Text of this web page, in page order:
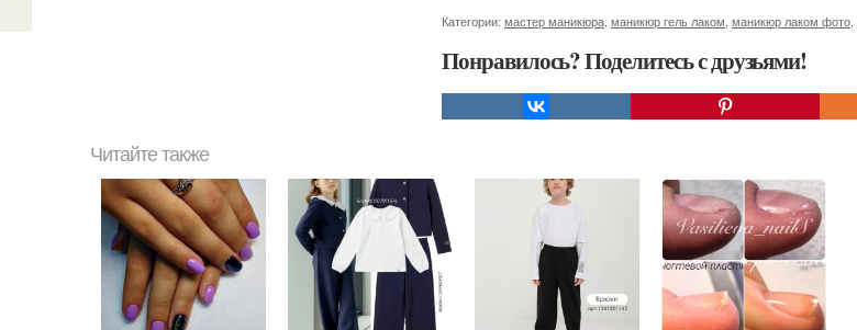
Категории: мастер маникюра маникюр гель лаком маникюр лаком фото
Понравилось? Поделитесь с друзьями!
Читайте также